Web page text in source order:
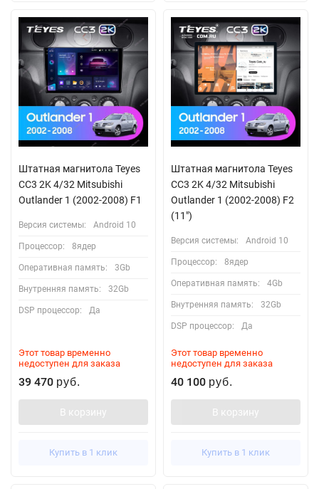
Штатная магнитола Teyes
CC3 2K 4/32 Mitsubishi
Outlander 1 (2002-2008) F1
Версия системы: Android 10
Процессор: 8ядер
Оперативная память: 3Gb
Внутренняя память: 32Gb
DSP процессор: Да
Этот товар временно
недоступен для заказа
39 470 руб.
В корзину
Купить в 1 клик
Штатная магнитола Teyes
CC3 2K 4/32 Mitsubishi
Outlander 1 (2002-2008) F2
(11")
Версия системы: Android 10
Процессор: 8ядер
Оперативная память: 4Gb
Внутренняя память: 32Gb
DSP процессор: Да
Этот товар временно
недоступен для заказа
40 100 руб.
В корзину
Купить в 1 клик